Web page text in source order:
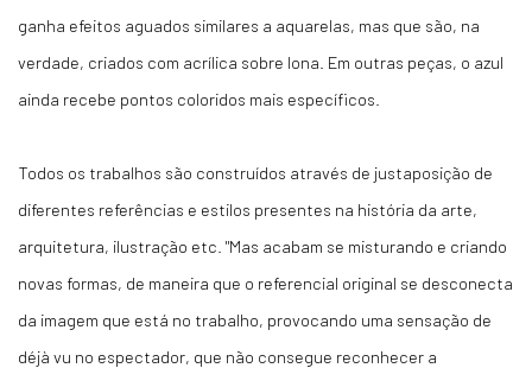
ganha efeitos aguados similares a aquarelas, mas que são, na
verdade, criados com acrílica sobre lona. Em outras peças, o azul
ainda recebe pontos coloridos mais específicos.
Todos os trabalhos são construídos através de justaposição de
diferentes referências e estilos presentes na história da arte,
arquitetura, ilustração etc. "Mas acabam se misturando e criando
novas formas, de maneira que o referencial original se desconecta
da imagem que está no trabalho, provocando uma sensação de
déjà vu no espectador, que não consegue reconhecer a